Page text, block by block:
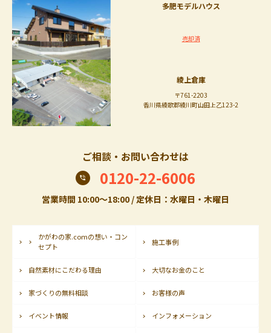
多肥モデルハウス
売却済
綾上倉庫
〒761-2203
香川県綾歌郡綾川町山田上乙123-2
ご相談・お問い合わせは
0120-22-6006
営業時間 10:00〜18:00 / 定休日：水曜日・木曜日
かがわの家.comの想い・コン
セプト
施工事例
自然素材にこだわる理由 大切なお金のこと
家づくりの無料相談 お客様の声
イベント情報 インフォメーション